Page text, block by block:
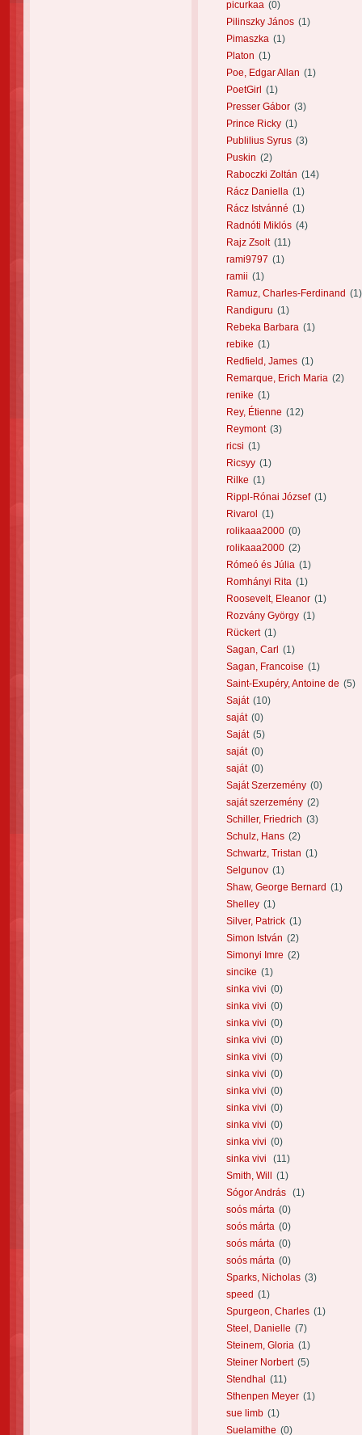
picurkaa (0)
Pilinszky János (1)
Pimaszka (1)
Platon (1)
Poe, Edgar Allan (1)
PoetGirl
(1)
Presser Gábor (3)
Prince Ricky (1)
Publilius Syrus (3)
Puskin (2)
Raboczki Zoltán (14)
Rácz Daniella (1)
Rácz Istvánné (1)
Radnóti Miklós (4)
Rajz Zsolt (11)
rami9797 (1)
ramii (1)
Ramuz, Charles-Ferdinand (1)
Randiguru (1)
Rebeka Barbara (1)
rebike (1)
Redfield, James (1)
Remarque, Erich Maria (2)
renike (1)
Rey, Étienne (12)
Reymont (3)
ricsi (1)
Ricsyy (1)
Rilke (1)
Rippl-Rónai József (1)
Rivarol
(1)
rolikaaa2000 (0)
rolikaaa2000 (2)
Rómeó és Júlia (1)
Romhányi Rita (1)
Roosevelt, Eleanor (1)
Rozvány György (1)
Rückert (1)
Sagan, Carl
(1)
Sagan, Francoise (1)
Saint-Exupéry, Antoine de (5)
Saját (10)
saját (0)
Saját (5)
saját (0)
saját (0)
Saját Szerzemény (0)
saját szerzemény (2)
Schiller, Friedrich (3)
Schulz, Hans (2)
Schwartz, Tristan (1)
Selgunov (1)
Shaw, George Bernard (1)
Shelley (1)
Silver, Patrick (1)
Simon István (2)
Simonyi Imre (2)
sincike (1)
sinka vivi (0)
sinka vivi (0)
sinka vivi (0)
sinka vivi (0)
sinka vivi (0)
sinka vivi (0)
sinka vivi (0)
sinka vivi (0)
sinka vivi (0)
sinka vivi (0)
sinka vivi
(11)
Smith, Will
(1)
Sógor András
(1)
soós márta (0)
soós márta (0)
soós márta (0)
soós márta (0)
Sparks, Nicholas (3)
speed (1)
Spurgeon, Charles (1)
Steel, Danielle (7)
Steinem, Gloria (1)
Steiner Norbert (5)
Stendhal
(11)
Sthenpen Meyer (1)
sue limb (1)
Suelamithe (0)